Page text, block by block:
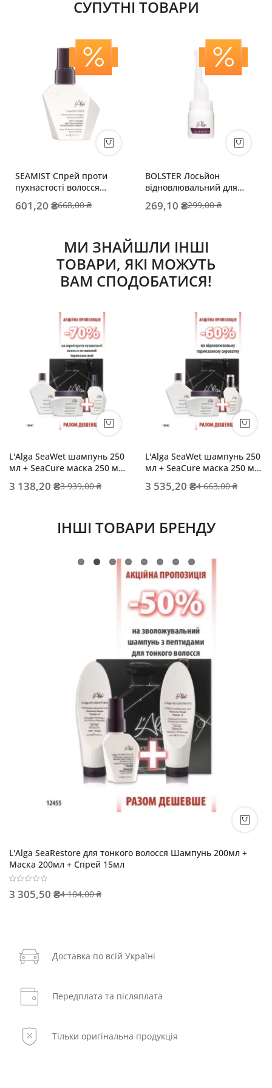
СУПУТНІ ТОВАРИ
SEAMIST Спрей проти
пухнастості волосся
термозахисний
601,20 ₴668,00 ₴
BOLSTER Лосьйон
відновлювальний для
269,10 ₴299,00 ₴
МИ ЗНАЙШЛИ ІНШІ
ТОВАРИ, ЯКІ МОЖУТЬ
ВАМ СПОДОБАТИСЯ!
L'Alga SeaWet шампунь 250
мл + SeaCure маска 250 мл
3 138,20 ₴3 939,00 ₴
L'Alga SeaWet шампунь 250
мл + SeaCure маска 250 мл
3 535,20 ₴4 663,00 ₴
ІНШІ ТОВАРИ БРЕНДУ
L'Alga SeaRestore для тонкого волосся Шампунь 200мл +
Маска 200мл + Спрей 15мл
3 305,50 ₴4 104,00 ₴
Доставка по всій Україні
Передплата та післяплата
Тільки оригінальна продукція